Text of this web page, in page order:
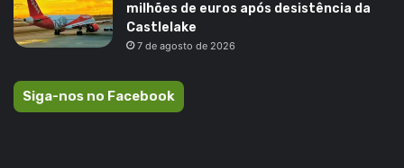
milhões de euros após desistência da
Castlelake
7 de agosto de 2026
Siga-nos no Facebook